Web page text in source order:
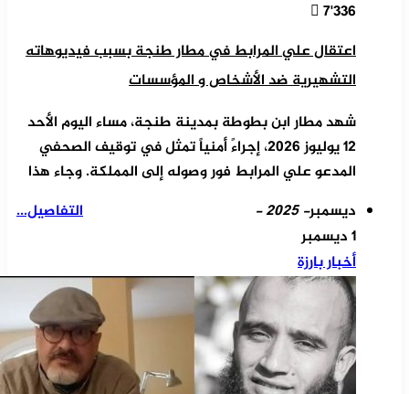
7٬336
اعتقال علي المرابط في مطار طنجة بسبب فيديوهاته
التشهيرية ضد الأشخاص و المؤسسات
شهد مطار ابن بطوطة بمدينة طنجة، مساء اليوم الأحد
12 يوليوز 2026، إجراءً أمنياً تمثل في توقيف الصحفي
المدعو علي المرابط فور وصوله إلى المملكة. وجاء هذا
التفاصيل...
ديسمبر- 2025 -
1 ديسمبر
أخبار بارزة